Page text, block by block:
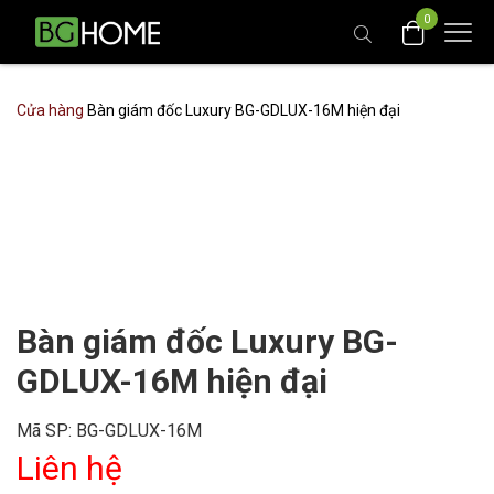
0
Cửa hàng Bàn giám đốc Luxury BG-GDLUX-16M hiện đại
Bàn giám đốc Luxury BG-
GDLUX-16M hiện đại
Mã SP: BG-GDLUX-16M
Liên hệ